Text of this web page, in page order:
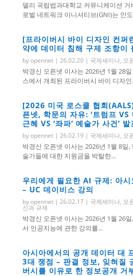
델리 국립법과대학교 커뮤니케이션 거
로벌 네트워크 이니셔티브(GNI)는 인
[프라이버시 바이 디자인 컨
약에 데이터 침해 구제 조항이
byopennet| 26.02.20 | 국제세미나, 오
박경신 오픈넷 이사는 2026년 1월 28
스에서 개최된 프라이버시 바이 디자인
[2026 미국 로스쿨 협회
픈넷, 학문의 자유: ‘트럼프 VS
근혜 VS ‘좌파’ 예술가 사건’ 발
byopennet| 26.02.19 | 국제세미나, 오
박경신 오픈넷 이사는 2026년 1월 8일
술가들에 대한 지원금을 박탈한...
우리에게 필요한 AI 규제: 아
– UC 데이비스 강의
byopennet| 26.02.17| 국제세미나, 오
신과 규제
박경신 오픈넷 이사는 2026년 1월 26
서 인공지능에 관한 강의를...
아시아에서의 공개 데이터 대
3대 쟁점 – 판결 정보, 잊혀질
버시를 이유로 한 정보공개 거